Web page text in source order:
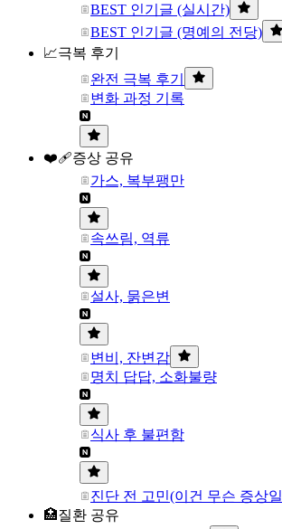
BEST 인기글 (실시간)
BEST 인기글 (명예의 전당)
📈극복 후기
완전 극복 후기
변화 과정 기록
❤️‍🩹증상 공유
가스, 복부팽만
속쓰림, 역류
설사, 묽은변
변비, 잔변감
명치 답답, 소화불량
식사 후 불편함
진단 전 고민(이건 무슨 증상
🏥질환 공유